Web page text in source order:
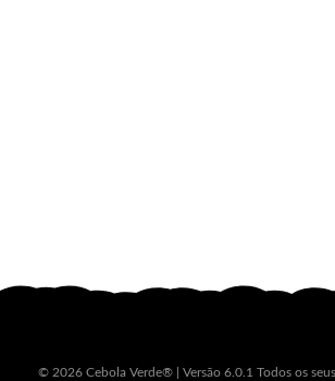
© 2026 Cebola Verde® | Versão 6.0.1 Todos os